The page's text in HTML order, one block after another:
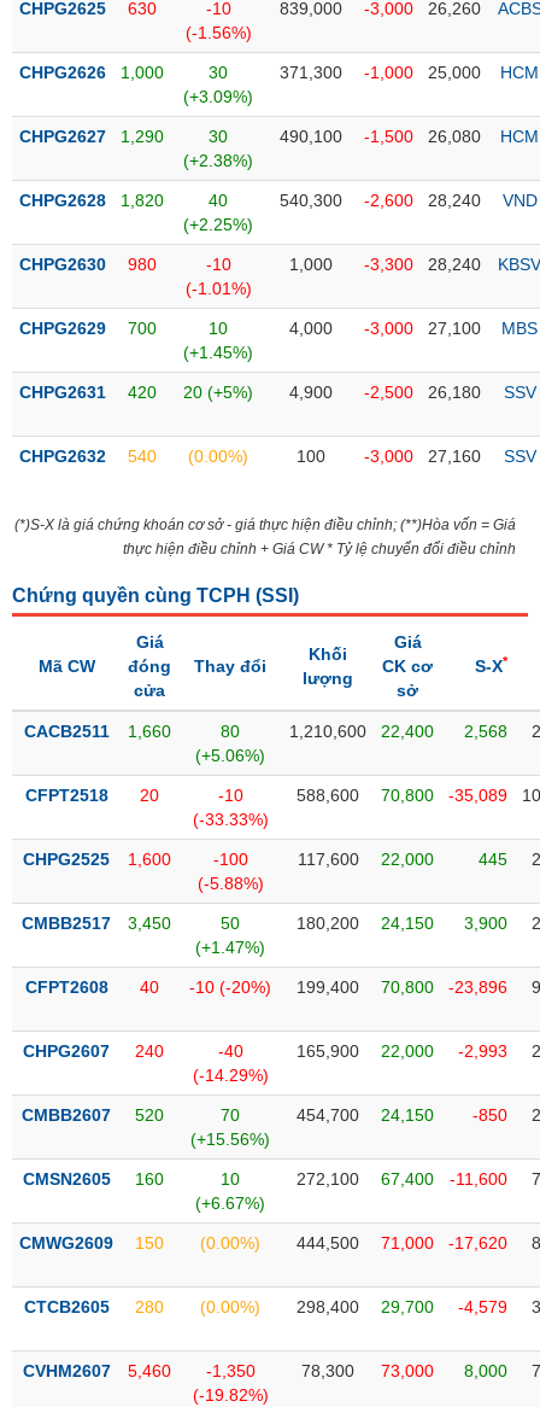
Tâm
thị
trường
CHPG2625 630
-10
(-1.56%)
839,000 -3,000 26,260
CHPG2626 1,000
30
(+3.09%)
371,300 -1,000 25,000 HCM
CHPG2627 1,290
30
(+2.38%)
490,100 -1,500 26,080 HCM
CHPG2628 1,820
40
(+2.25%)
540,300 -2,600 28,240 VND
CHPG2630 980
-10
(-1.01%)
1,000 -3,300 28,240 KBSV
CHPG2629 700
10
(+1.45%)
4,000 -3,000 27,100 MBS
CHPG2631 420 20 (+5%) 4,900 -2,500 26,180 SSV
CHPG2632 540 (0.00%) 100 -3,000 27,160 SSV
(*)S-X là giá chứng khoán cơ sở - giá thực hiện điều chỉnh; (**)Hòa vốn = Giá
thực hiện điều chỉnh + Giá CW * Tỷ lệ chuyển đổi điều chỉnh
Chứng quyền cùng TCPH (SSI )
Mã CW
Giá
đóng
cửa
Thay đổi
Khối
lượng
Giá
CK cơ
sở
S-X*
CACB2511 1,660
80
(+5.06%)
1,210,600 22,400 2,568
CFPT2518 20
-10
(-33.33%)
588,600 70,800 -35,089
CHPG2525 1,600
-100
(-5.88%)
117,600 22,000 445
CMBB2517 3,450
50
(+1.47%)
180,200 24,150 3,900
CFPT2608 40 -10 (-20%) 199,400 70,800 -23,896
CHPG2607 240
-40
(-14.29%)
165,900 22,000 -2,993
CMBB2607 520
70
(+15.56%)
454,700 24,150 -850
CMSN2605 160
10
(+6.67%)
272,100 67,400 -11,600
CMWG2609 150 (0.00%) 444,500 71,000 -17,620
CTCB2605 280 (0.00%) 298,400 29,700 -4,579
CVHM2607 5,460
-1,350
(-19.82%)
78,300 73,000 8,000
THIẾT
YẾU
TIÊU
THIẾT
YẾU
CHĂM
KHỎE
CÔNG
THÔNG
DỊCH
TRUYỀN
ÍCH